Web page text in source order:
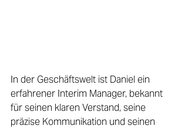
In der Geschäftswelt ist Daniel ein
erfahrener Interim Manager, bekannt
für seinen klaren Verstand, seine
präzise Kommunikation und seinen